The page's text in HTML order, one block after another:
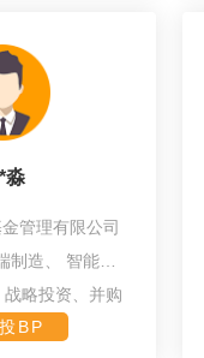
淼
管理有限公司
制造、 智能制
、能源服务
略投资、并购
BP